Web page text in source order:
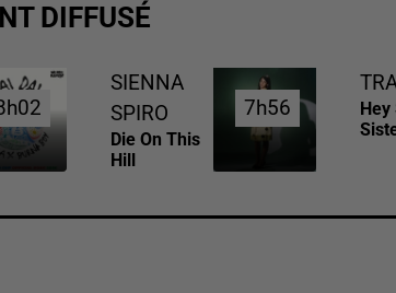
DIFFUSÉ
SIENNA
SPIRO
Die On This
Hill
7h56
7h56
Hey